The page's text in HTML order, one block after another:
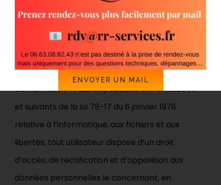
lorsqu’il procède par lui-même à leur saisie. Il est
www.rrservices-fg.fr l’obligation ou non de
fournir ces informations.
Conformément aux dispositions des articles 38
et suivants de la loi 78-17 du 6 janvier 1978
relative à l’informatique, aux fichiers et aux
libertés, tout utilisateur dispose d’un droit
d’accès, de rectification et d’opposition aux
données personnelles le concernant, en
ENVOYER UN MAIL